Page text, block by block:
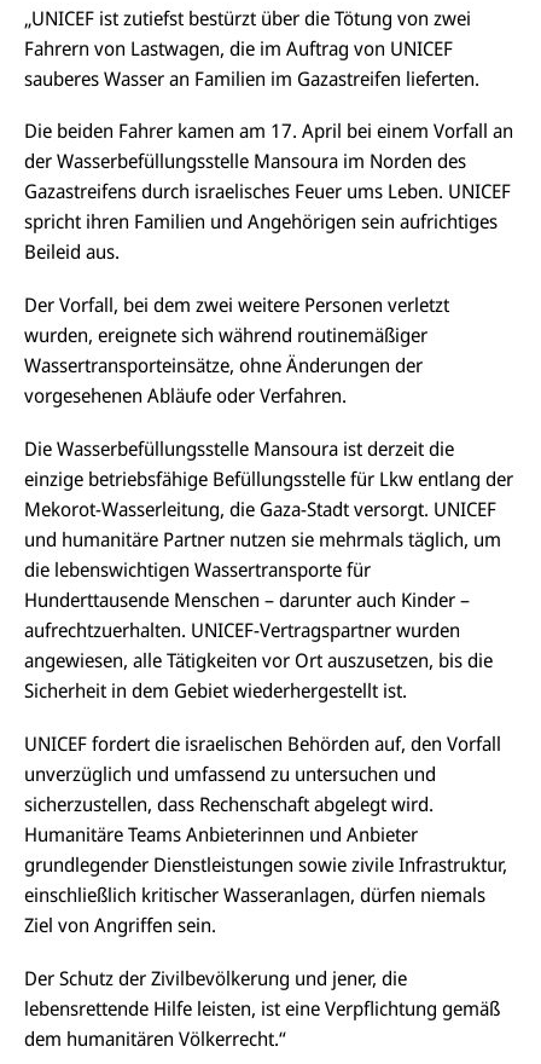
„UNICEF ist zutiefst bestürzt über die Tötung von zwei
Fahrern von Lastwagen, die im Auftrag von UNICEF
sauberes Wasser an Familien im Gazastreifen lieferten.
Die beiden Fahrer kamen am 17. April bei einem Vorfall an
der Wasserbefüllungsstelle Mansoura im Norden des
Gazastreifens durch israelisches Feuer ums Leben. UNICEF
spricht ihren Familien und Angehörigen sein aufrichtiges
Beileid aus.
Der Vorfall, bei dem zwei weitere Personen verletzt
wurden, ereignete sich während routinemäßiger
Wassertransporteinsätze, ohne Änderungen der
vorgesehenen Abläufe oder Verfahren.
Die Wasserbefüllungsstelle Mansoura ist derzeit die
einzige betriebsfähige Befüllungsstelle für Lkw entlang der
Mekorot-Wasserleitung, die Gaza-Stadt versorgt. UNICEF
und humanitäre Partner nutzen sie mehrmals täglich, um
die lebenswichtigen Wassertransporte für
Hunderttausende Menschen – darunter auch Kinder –
aufrechtzuerhalten. UNICEF-Vertragspartner wurden
angewiesen, alle Tätigkeiten vor Ort auszusetzen, bis die
Sicherheit in dem Gebiet wiederhergestellt ist.
UNICEF fordert die israelischen Behörden auf, den Vorfall
unverzüglich und umfassend zu untersuchen und
sicherzustellen, dass Rechenschaft abgelegt wird.
Humanitäre Teams Anbieterinnen und Anbieter
grundlegender Dienstleistungen sowie zivile Infrastruktur,
einschließlich kritischer Wasseranlagen, dürfen niemals
Ziel von Angriffen sein.
Der Schutz der Zivilbevölkerung und jener, die
lebensrettende Hilfe leisten, ist eine Verpflichtung gemäß
dem humanitären Völkerrecht.“